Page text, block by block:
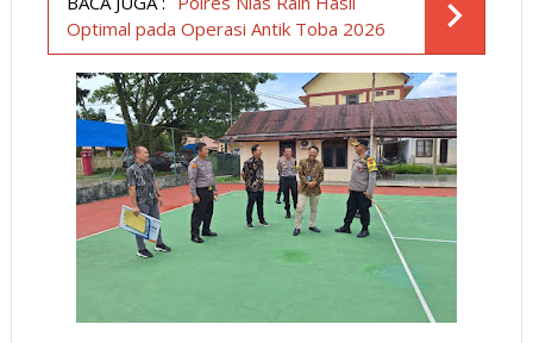
Optimal pada Operasi Antik Toba 2026